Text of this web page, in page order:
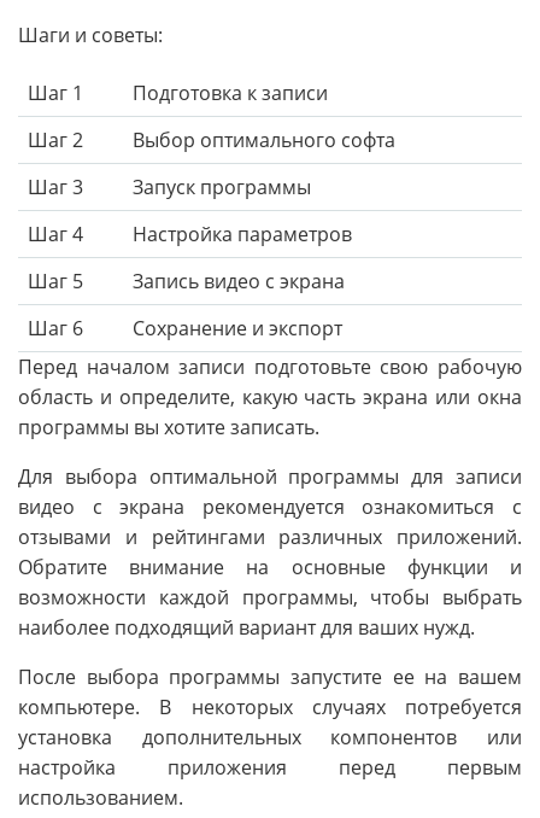
Шаги и советы:
Шаг 1
Подготовка к записи
Шаг 2
Выбор оптимального софта
Шаг 3
Запуск программы
Шаг 4
Настройка параметров
Шаг 5
Запись видео с экрана
Шаг 6
Сохранение и экспорт
Перед началом записи подготовьте свою рабочую
область и определите, какую часть экрана или окна
программы вы хотите записать.
Для выбора оптимальной программы для записи
видео с экрана рекомендуется ознакомиться с
отзывами и рейтингами различных приложений.
Обратите внимание на основные функции и
возможности каждой программы, чтобы выбрать
наиболее подходящий вариант для ваших нужд.
После выбора программы запустите ее на вашем
компьютере. В некоторых случаях потребуется
установка дополнительных компонентов или
настройка приложения перед первым
использованием.